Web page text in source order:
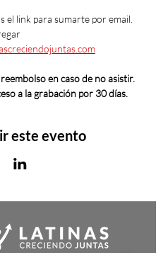
el link para sumarte por email.
en caso de no asistir.
a la grabación por 30 días.
este evento